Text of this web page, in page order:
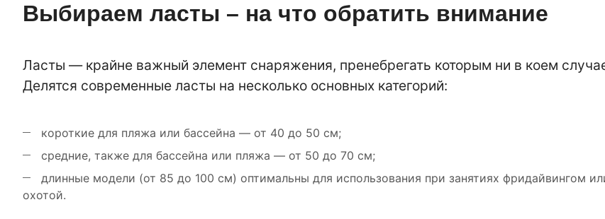
Выбираем ласты – на что обратить внимание
Ласты — крайне важный элемент снаряжения, пренебрегать которым ни в коем
Делятся современные ласты на несколько основных категорий:
короткие для пляжа или бассейна — от 40 до 50 см;
средние, также для бассейна или пляжа — от 50 до 70 см;
длинные модели (от 85 до 100 см) оптимальны для использования при занятиях фридайвингом
охотой.